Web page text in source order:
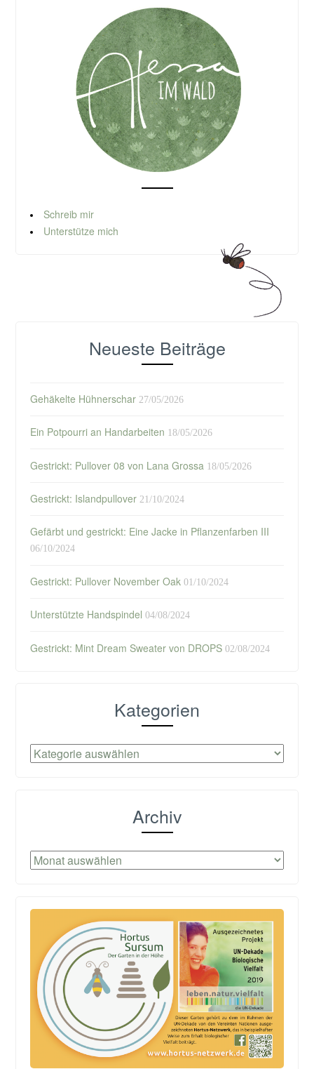
Schreib mir
Unterstütze mich
Neueste Beiträge
Gehäkelte Hühnerschar 27/05/2026
Ein Potpourri an Handarbeiten 18/05/2026
Gestrickt: Pullover 08 von Lana Grossa 18/05/2026
Gestrickt: Islandpullover 21/10/2024
Gefärbt und gestrickt: Eine Jacke in Pflanzenfarben III
06/10/2024
Gestrickt: Pullover November Oak 01/10/2024
Unterstützte Handspindel 04/08/2024
Gestrickt: Mint Dream Sweater von DROPS 02/08/2024
Kategorien
Kategorien
Archiv
Archiv